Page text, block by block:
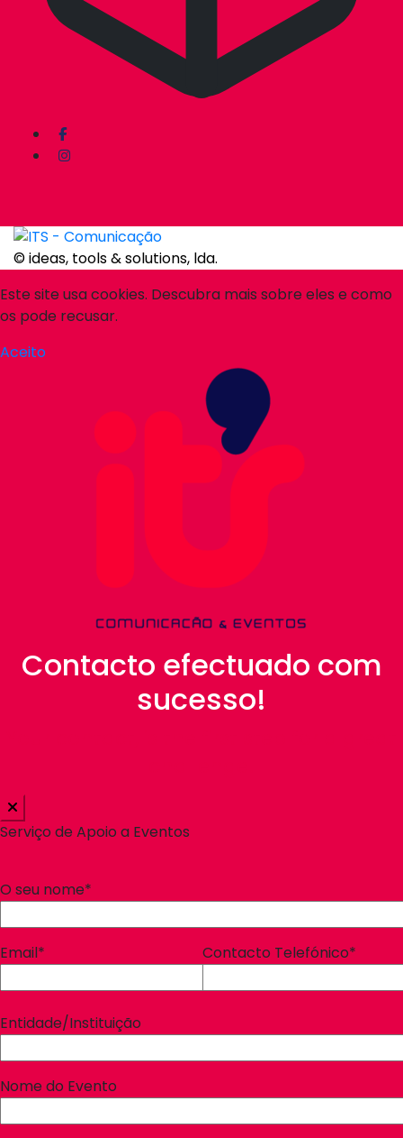
© ideas, tools & solutions, lda.
Este site usa cookies. Descubra mais sobre eles e como
os pode recusar.
Aceito
Contacto efectuado com
sucesso!
Serviço de Apoio a Eventos
O seu nome*
Email* Contacto Telefónico*
Entidade/Instituição
Nome do Evento